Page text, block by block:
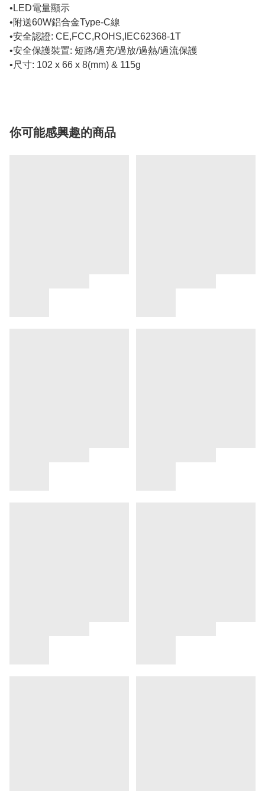
•LED電量顯示
•附送60W鋁合金Type-C線
•安全認證: CE,FCC,ROHS,IEC62368-1T
•安全保護裝置: 短路/過充/過放/過熱/過流保護
•尺寸: 102 x 66 x 8(mm) & 115g
你可能感興趣的商品